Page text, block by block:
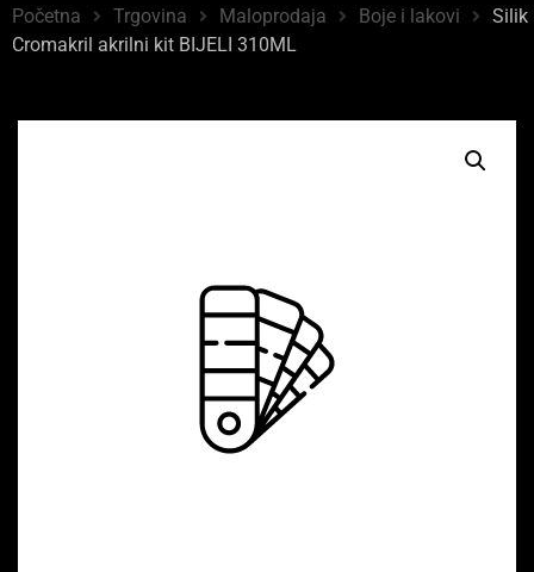
Početna Trgovina Maloprodaja Boje i lakovi
Silik
Cromakril akrilni kit BIJELI 310ML